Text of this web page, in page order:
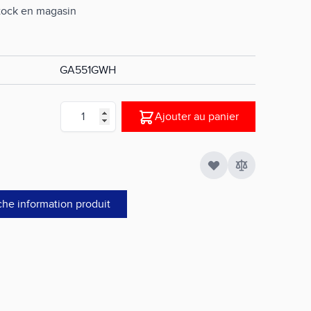
en magasin
GA551GWH
Quantité
Ajouter au panier
information produit